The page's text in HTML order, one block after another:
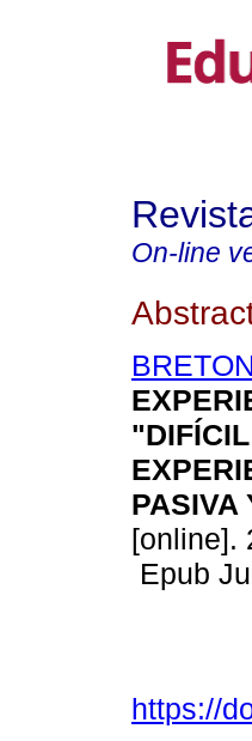
On-line
PASIVA
[online].
Epub
https://